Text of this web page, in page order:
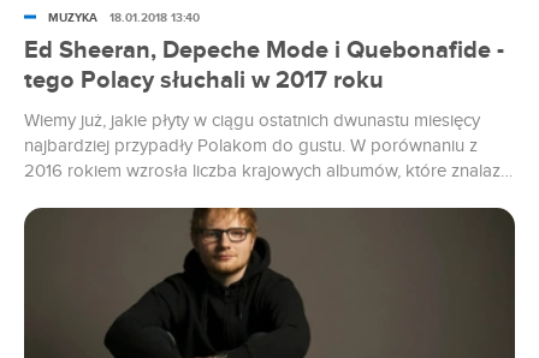
Ed Sheeran, Depeche Mode i Quebonafide -
tego Polacy słuchali w 2017 roku
Wiemy już, jakie płyty w ciągu ostatnich dwunastu miesięcy
najbardziej przypadły Polakom do gustu. W porównaniu z
2016 rokiem wzrosła liczba krajowych albumów, które znalazły
sprzedaży.
MUZYKA 18.01.2018 13:40